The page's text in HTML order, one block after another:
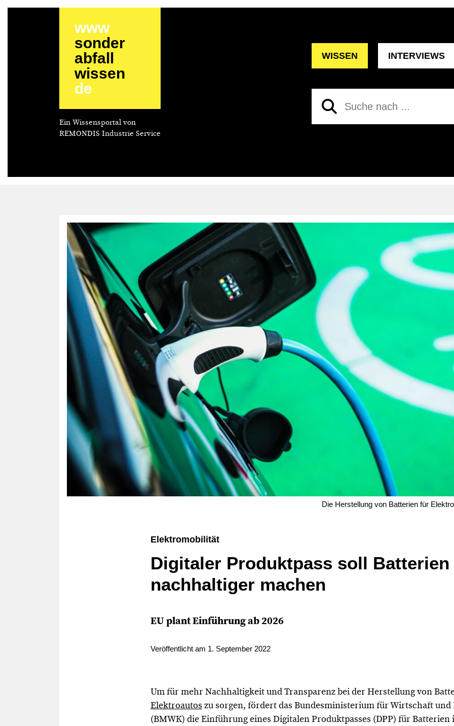
www
sonder
abfall
wissen
de
Ein Wissensportal von
REMONDIS Industrie Service
WISSEN INTERVIEWS
Die Herstellung von Batterien für
Elektromobilität
Digitaler Produktpass soll Batterien
nachhaltiger machen
EU plant Einführung ab 2026
Veröffentlicht am 1. September 2022
Um für mehr Nachhaltigkeit und Transparenz bei der Herstellung von
Elektroautos zu sorgen, fördert das Bundesministerium für Wirtschaft und
(BMWK) die Einführung eines Digitalen Produktpasses (DPP) für Batterien